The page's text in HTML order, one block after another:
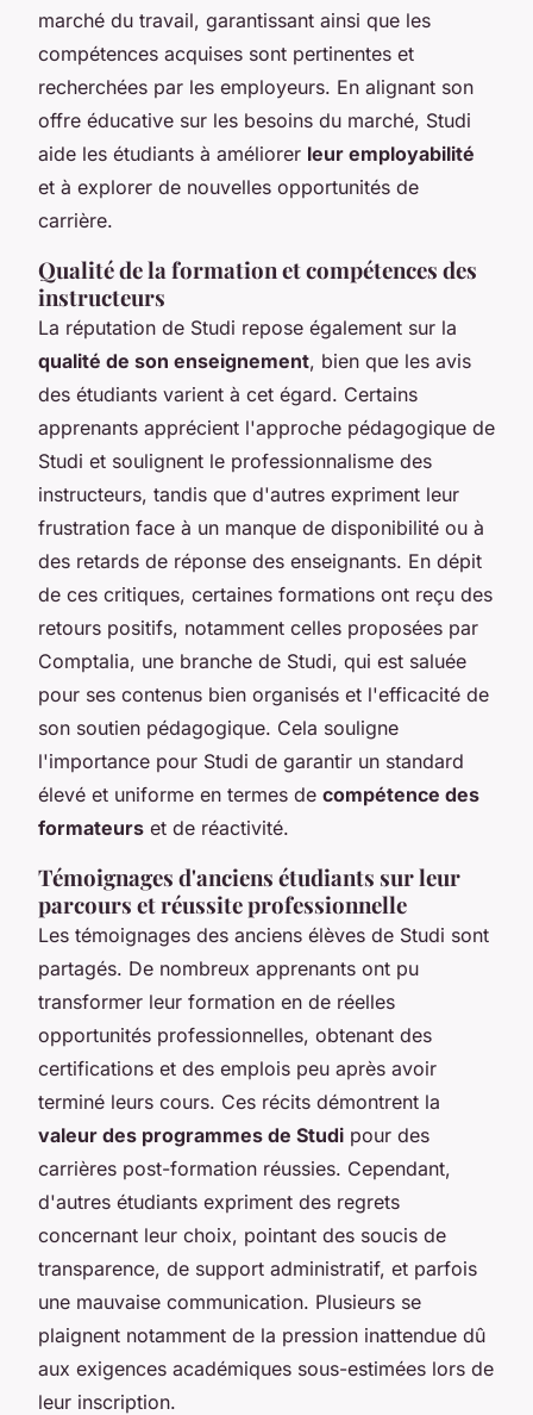
marché du travail, garantissant ainsi que les
compétences acquises sont pertinentes et
recherchées par les employeurs. En alignant son
offre éducative sur les besoins du marché, Studi
aide les étudiants à améliorer leur employabilité
et à explorer de nouvelles opportunités de
carrière.
Qualité de la formation et compétences des
instructeurs
La réputation de Studi repose également sur la
qualité de son enseignement, bien que les avis
des étudiants varient à cet égard. Certains
apprenants apprécient l'approche pédagogique de
Studi et soulignent le professionnalisme des
instructeurs, tandis que d'autres expriment leur
frustration face à un manque de disponibilité ou à
des retards de réponse des enseignants. En dépit
de ces critiques, certaines formations ont reçu des
retours positifs, notamment celles proposées par
Comptalia, une branche de Studi, qui est saluée
pour ses contenus bien organisés et l'efficacité de
son soutien pédagogique. Cela souligne
l'importance pour Studi de garantir un standard
élevé et uniforme en termes de compétence des
formateurs et de réactivité.
Témoignages d'anciens étudiants sur leur
parcours et réussite professionnelle
Les témoignages des anciens élèves de Studi sont
partagés. De nombreux apprenants ont pu
transformer leur formation en de réelles
opportunités professionnelles, obtenant des
certifications et des emplois peu après avoir
terminé leurs cours. Ces récits démontrent la
valeur des programmes de Studi pour des
carrières post-formation réussies. Cependant,
d'autres étudiants expriment des regrets
concernant leur choix, pointant des soucis de
transparence, de support administratif, et parfois
une mauvaise communication. Plusieurs se
plaignent notamment de la pression inattendue dû
aux exigences académiques sous-estimées lors de
leur inscription.